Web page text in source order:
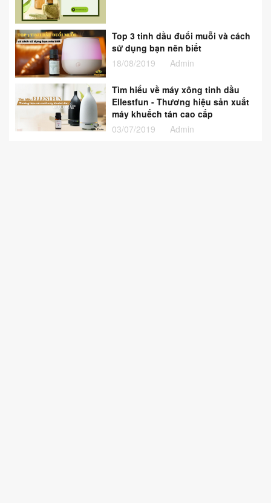
Top 3 tinh dầu đuổi muỗi và cách
sử dụng bạn nên biết
18/08/2019
Admin
Tìm hiểu về máy xông tinh dầu
Ellestfun - Thương hiệu sản xuất
máy khuếch tán cao cấp
03/07/2019
Admin